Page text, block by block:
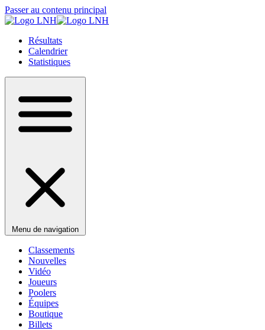
Passer au contenu principal
Résultats
Calendrier
Statistiques
Menu de navigation
Classements
Nouvelles
Vidéo
Joueurs
Poolers
Équipes
Boutique
Billets